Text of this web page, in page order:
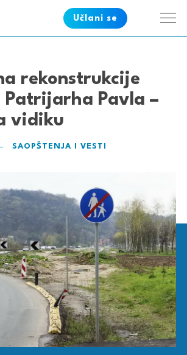
Učlani se
rekonstrukcije
Patrijarha Pavla –
vidiku
SAOPŠTENJA I VESTI